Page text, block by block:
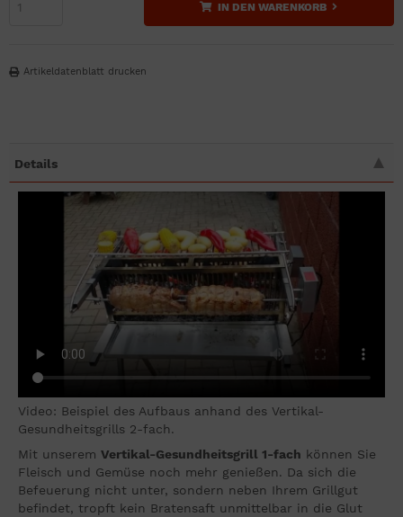
IN DEN WARENKORB
Artikeldatenblatt drucken
Details
Video: Beispiel des Aufbaus anhand des Vertikal-
Gesundheitsgrills 2-fach.
Mit unserem Vertikal-Gesundheitsgrill 1-fach können Sie
Fleisch und Gemüse noch mehr genießen. Da sich die
Befeuerung nicht unter, sondern neben Ihrem Grillgut
befindet, tropft kein Bratensaft unmittelbar in die Glut